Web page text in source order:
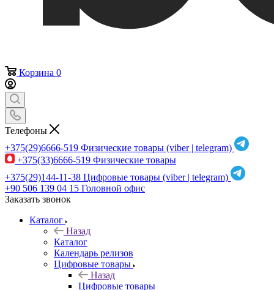
Корзина 0
Телефоны
+375(29)6666-519 Физические товары (viber | telegram)
+375(33)6666-519 Физические товары
+375(29)144-11-38 Цифровые товары (viber | telegram)
+90 506 139 04 15 Головной офис
Заказать звонок
Каталог
Назад
Каталог
Календарь релизов
Цифровые товары
Назад
Цифровые товары